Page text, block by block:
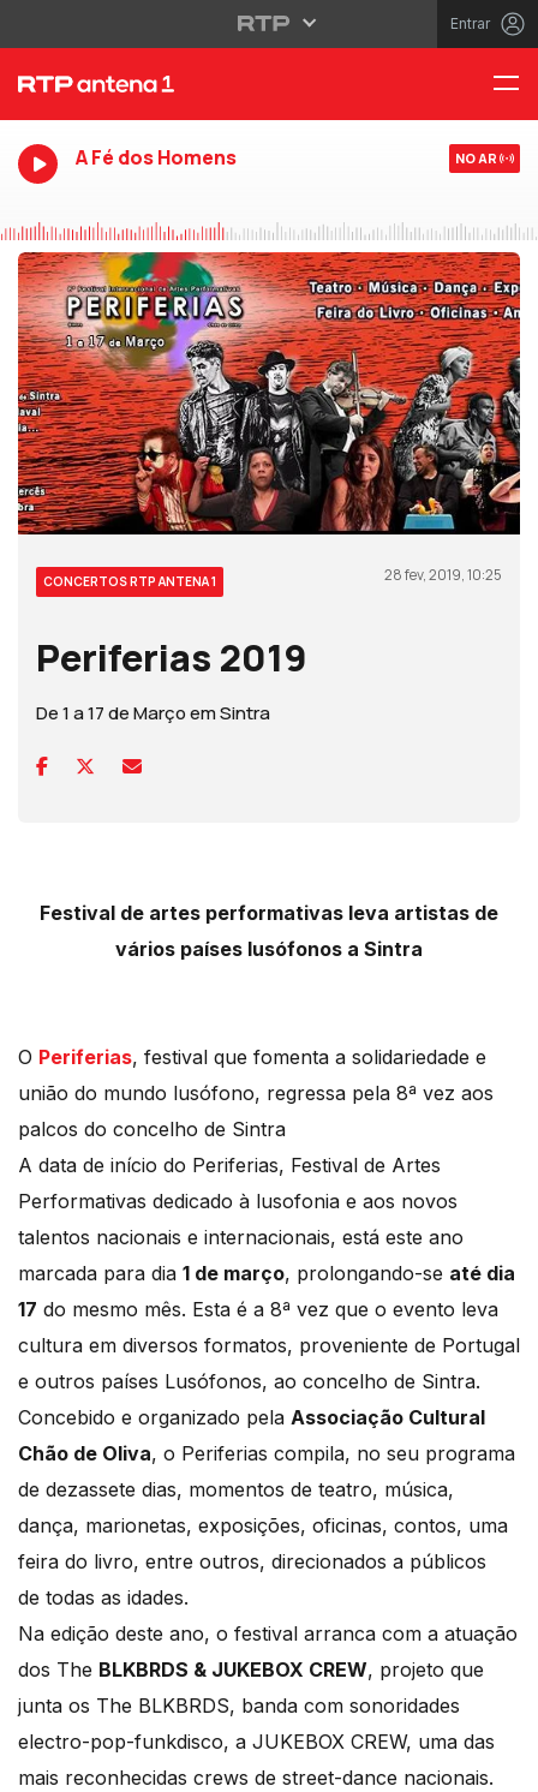
Entrar
A Fé dos Homens NO AR
CONCERTOS RTP ANTENA 1 28 fev, 2019, 10:25
Periferias 2019
De 1 a 17 de Março em Sintra
Festival de artes performativas leva artistas de
vários países lusófonos a Sintra
O Periferias, festival que fomenta a solidariedade e
união do mundo lusófono, regressa pela 8ª vez aos
palcos do concelho de Sintra
A data de início do Periferias, Festival de Artes
Performativas dedicado à lusofonia e aos novos
talentos nacionais e internacionais, está este ano
marcada para dia 1 de março, prolongando-se até dia
17 do mesmo mês. Esta é a 8ª vez que o evento leva
cultura em diversos formatos, proveniente de Portugal
e outros países Lusófonos, ao concelho de Sintra.
Concebido e organizado pela Associação Cultural
Chão de Oliva, o Periferias compila, no seu programa
de dezassete dias, momentos de teatro, música,
dança, marionetas, exposições, oficinas, contos, uma
feira do livro, entre outros, direcionados a públicos
de todas as idades.
Na edição deste ano, o festival arranca com a atuação
dos The BLKBRDS & JUKEBOX CREW, projeto que
junta os The BLKBRDS, banda com sonoridades
electro-pop-funkdisco, a JUKEBOX CREW, uma das
mais reconhecidas crews de street-dance nacionais.